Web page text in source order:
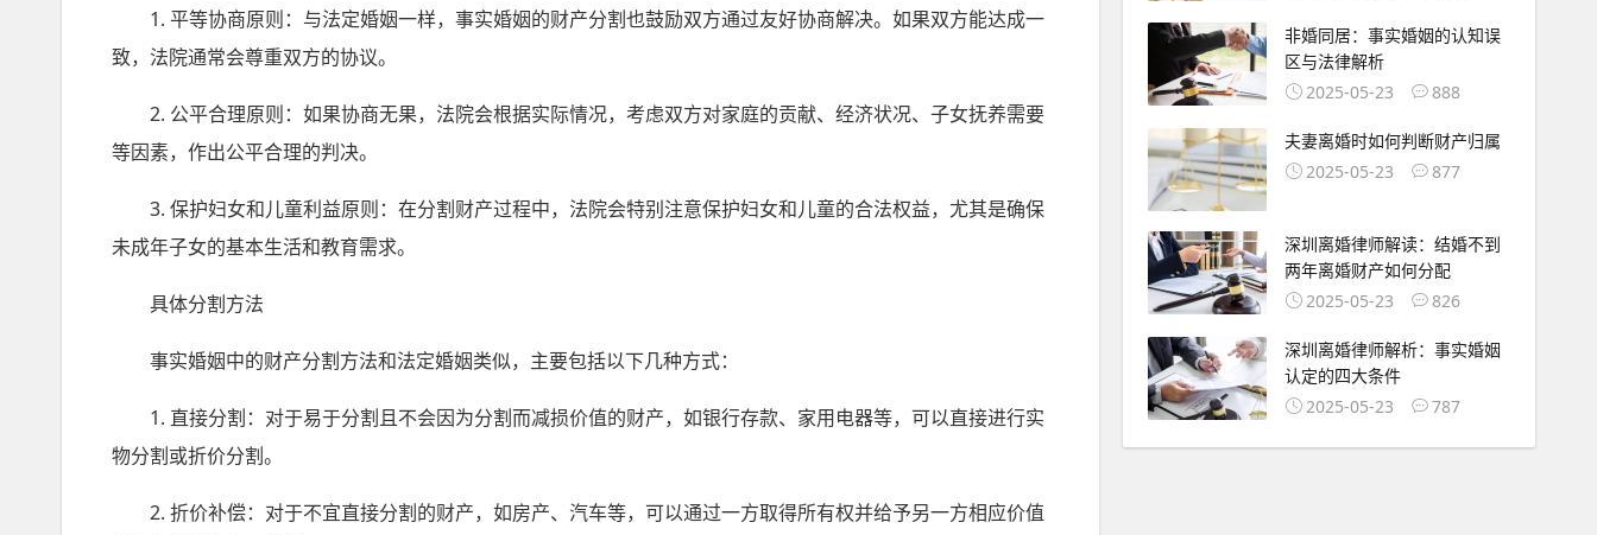
1. 平等协商原则：与法定婚姻一样，事实婚姻的财产分割也鼓励双方通过友好协商解决。如果双方能达成一
致，法院通常会尊重双方的协议。
2. 公平合理原则：如果协商无果，法院会根据实际情况，考虑双方对家庭的贡献、经济状况、子女抚养需要
等因素，作出公平合理的判决。
3. 保护妇女和儿童利益原则：在分割财产过程中，法院会特别注意保护妇女和儿童的合法权益，尤其是确保
未成年子女的基本生活和教育需求。
具体分割方法
事实婚姻中的财产分割方法和法定婚姻类似，主要包括以下几种方式：
1. 直接分割：对于易于分割且不会因为分割而减损价值的财产，如银行存款、家用电器等，可以直接进行实
物分割或折价分割。
2. 折价补偿：对于不宜直接分割的财产，如房产、汽车等，可以通过一方取得所有权并给予另一方相应价值
非婚同居：事实婚姻的认知误
区与法律解析
2025-05-23
888
夫妻离婚时如何判断财产归属
2025-05-23
877
深圳离婚律师解读：结婚不到
两年离婚财产如何分配
2025-05-23
826
深圳离婚律师解析：事实婚姻
认定的四大条件
2025-05-23
787